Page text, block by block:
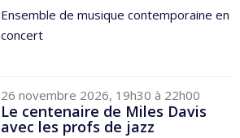
Ensemble de musique contemporaine en
concert
26 novembre 2026, 19h30 à 22h00
Le centenaire de Miles Davis
avec les profs de jazz